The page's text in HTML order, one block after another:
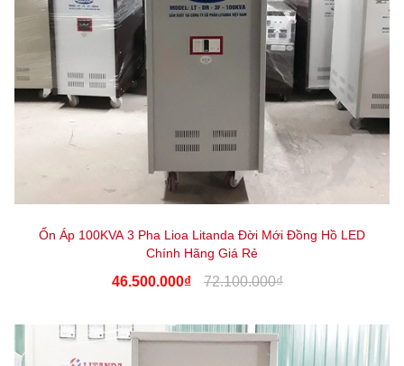
Ổn Áp 100KVA 3 Pha Lioa Litanda Đời Mới Đồng Hồ LED
Chính Hãng Giá Rẻ
46.500.000₫ 72.100.000₫